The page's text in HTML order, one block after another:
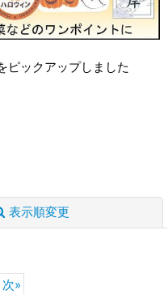
ピックアップしました
表示順変更
次»